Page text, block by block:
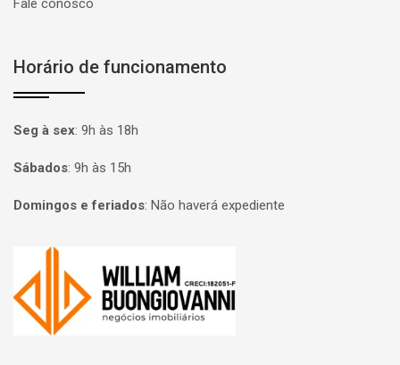
Fale conosco
Horário de funcionamento
Seg à sex: 9h às 18h
Sábados: 9h às 15h
Domingos e feriados: Não haverá expediente
Página inicial